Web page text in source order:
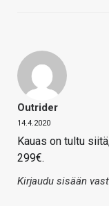
Outrider
14.4.2020
Kauas on tultu
299€.
Kirjaudu sisään